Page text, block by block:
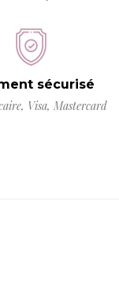
sécurisé
Visa, Mastercard